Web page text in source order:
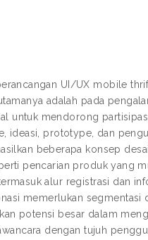
UI/UX mobile
adalah pada
untuk mendorong
ideasi, prototype, dan
beberapa konsep
pencarian produk yang
alur registrasi dan
memerlukan segmentasi
potensi besar dalam
dengan tujuh